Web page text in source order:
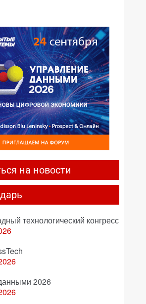
на новости
технологический конгресс
2026